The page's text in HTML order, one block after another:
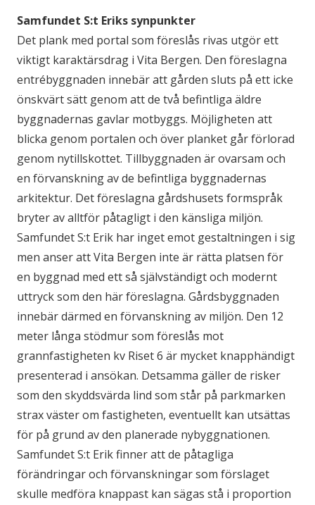
Samfundet S:t Eriks synpunkter
Det plank med portal som föreslås rivas utgör ett
viktigt karaktärsdrag i Vita Bergen. Den före­slagna
entrébyggnaden innebär att gården sluts på ett icke
önskvärt sätt genom att de två befintliga äldre
byggnadernas gavlar motbyggs. Möjligheten att
blicka genom portalen och över planket går förlorad
genom nytillskottet. Tillbyggnaden är ovarsam och
en förvanskning av de befintliga byggnadernas
arkitektur. Det föreslagna gårdshusets formspråk
bryter av alltför påtagligt i den känsliga miljön.
Samfundet S:t Erik har inget emot gestaltningen i sig
men anser att Vita Bergen inte är rätta platsen för
en byggnad med ett så självständigt och modernt
uttryck som den här föreslagna. Gårdsbyggnaden
innebär därmed en förvanskning av miljön. Den 12
meter långa stödmur som föreslås mot
grannfastigheten kv Riset 6 är mycket knapphändigt
presenterad i ansökan. Detsamma gäller de risker
som den skyddsvärda lind som står på parkmarken
strax väster om fastigheten, eventuellt kan utsättas
för på grund av den planerade nybyggnationen.
Samfundet S:t Erik finner att de påtagliga
förändringar och förvanskningar som förslaget
skulle medföra knappast kan sägas stå i proportion